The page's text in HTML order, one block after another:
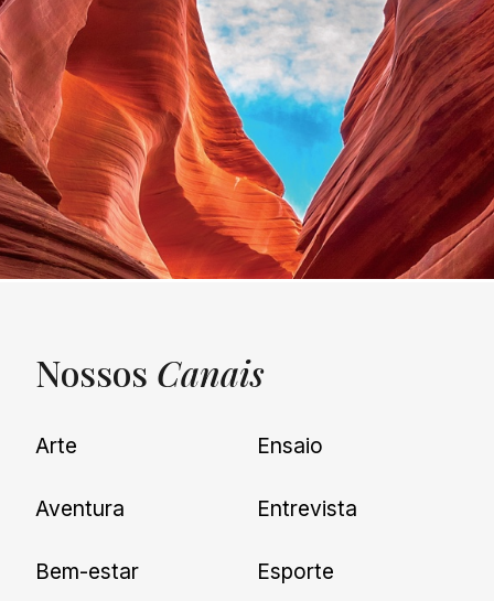
UNQUIET
Newsletter
nossas novidades.
Nossos Canais
Arte
Aventura
Bem-estar
Ensaio
Entrevista
Esporte